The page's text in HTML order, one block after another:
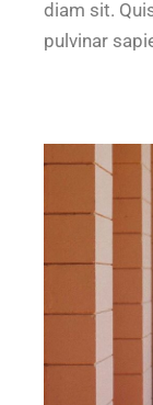
diam sit.
pulvinar